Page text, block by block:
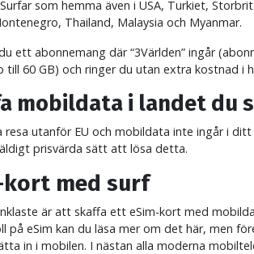
som hemma även i USA, Turkiet,
Thailand, Malaysia och Myanmar.
ett abonnemang där “3Världen” ingår
till 60 GB) och ringer du utan extra kostnad i
mobildata i landet du
resa utanför EU och mobildata inte ingår i
prisvärda sätt att lösa detta.
kort med surf
är att skaffa ett eSim-kort med
på eSim kan du läsa mer om det här, men
in i mobilen. I nästan alla moderna